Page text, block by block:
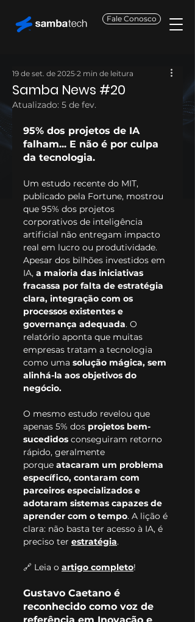
Fale Conosco
Samba News #20
19 de set. de 2025 2 min de leitura
Atualizado: 5 de fev.
95% dos projetos de IA
falham... E não é por culpa
da tecnologia.
Um estudo recente do MIT,
publicado pela Fortune, mostrou
que 95% dos projetos
corporativos de inteligência
artificial não entregam impacto
real em lucro ou produtividade.
Apesar dos bilhões investidos em
IA, a maioria das iniciativas
fracassa por falta de estratégia
clara, integração com os
processos existentes e
governança adequada. O
relatório aponta que muitas
empresas tratam a tecnologia
como uma solução mágica, sem
alinhá-la aos objetivos do
negócio.
O mesmo estudo revelou que
apenas 5% dos projetos bem-
sucedidos conseguiram retorno
rápido, geralmente
porque atacaram um problema
específico, contaram com
parceiros especializados e
adotaram sistemas capazes de
aprender com o tempo. A lição é
clara: não basta ter acesso à IA, é
preciso ter estratégia.
🔗 Leia o artigo completo!
Gustavo Caetano é
reconhecido como voz de